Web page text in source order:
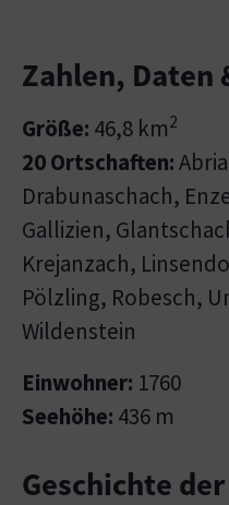
Zahlen, Daten
Größe: 46,8 km2
20 Ortschaften:
Drabunaschach,
Gallizien,
Krejanzach,
Pölzling, Robesch,
Wildenstein
Einwohner: 1760
Seehöhe: 436 m
Geschichte